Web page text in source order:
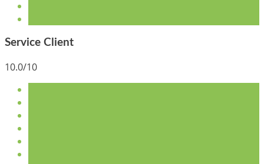
Service Client
10.0/10